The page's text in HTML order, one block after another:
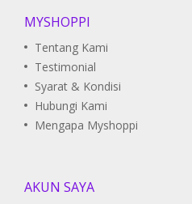
MYSHOPPI
Tentang Kami
Testimonial
Syarat & Kondisi
Hubungi Kami
Mengapa Myshoppi
AKUN SAYA